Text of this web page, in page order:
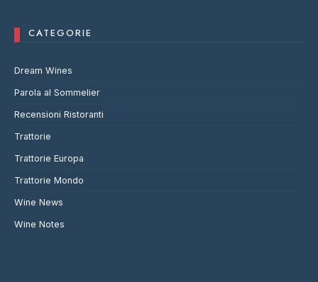
CATEGORIE
Dream Wines
Parola al Sommelier
Recensioni Ristoranti
Trattorie
Trattorie Europa
Trattorie Mondo
Wine News
Wine Notes